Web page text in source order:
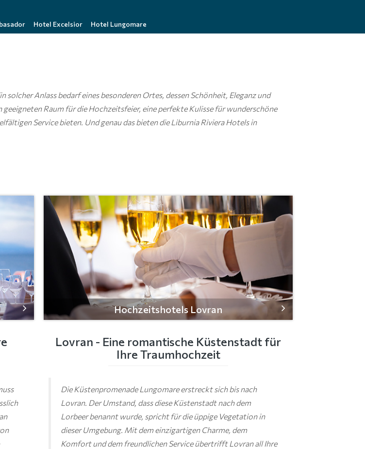
Hotel Excelsior Hotel Lungomare
Anlass bedarf eines besonderen Ortes, dessen Schönheit, Eleganz und
Raum für die Hochzeitsfeier, eine perfekte Kulisse für wunderschöne
Service bieten. Und genau das bieten die Liburnia Riviera Hotels in
Hochzeitshotels Lovran
Lovran - Eine romantische Küstenstadt für
Ihre Traumhochzeit
Die Küstenpromenade Lungomare erstreckt sich bis nach
Lovran. Der Umstand, dass diese Küstenstadt nach dem
Lorbeer benannt wurde, spricht für die üppige Vegetation in
dieser Umgebung. Mit dem einzigartigen Charme, dem
Komfort und dem freundlichen Service übertrifft Lovran all Ihre